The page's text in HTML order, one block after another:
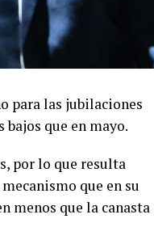
para las jubilaciones
que en mayo.
por lo que resulta
que en su
menos que la canasta